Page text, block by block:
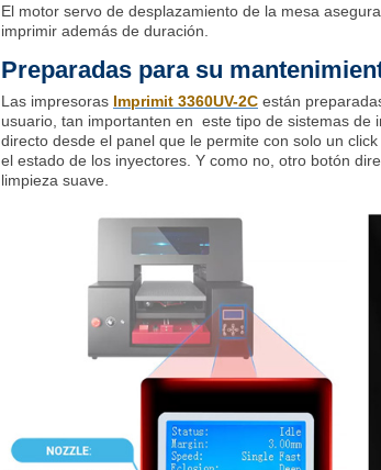
El motor servo de desplazamiento de la mesa
imprimir además de duración.
Preparadas para su
Las impresoras Imprimit 3360UV-2C están
usuario, tan importanten en este tipo de sistemas de
directo desde el panel que le permite con solo un
el estado de los inyectores. Y como no, otro botón
limpieza suave.